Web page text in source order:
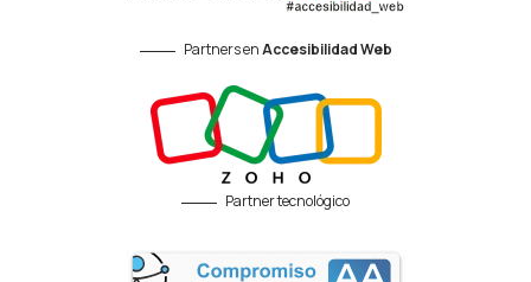
Partners enAccesibilidad Web
Partner tecnológico